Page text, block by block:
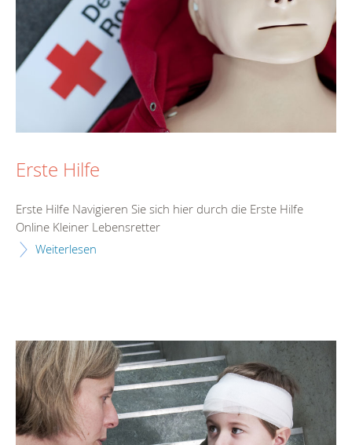
Erste Hilfe
Erste Hilfe Navigieren Sie sich hier durch die Erste Hilfe
Online Kleiner Lebensretter
Weiterlesen